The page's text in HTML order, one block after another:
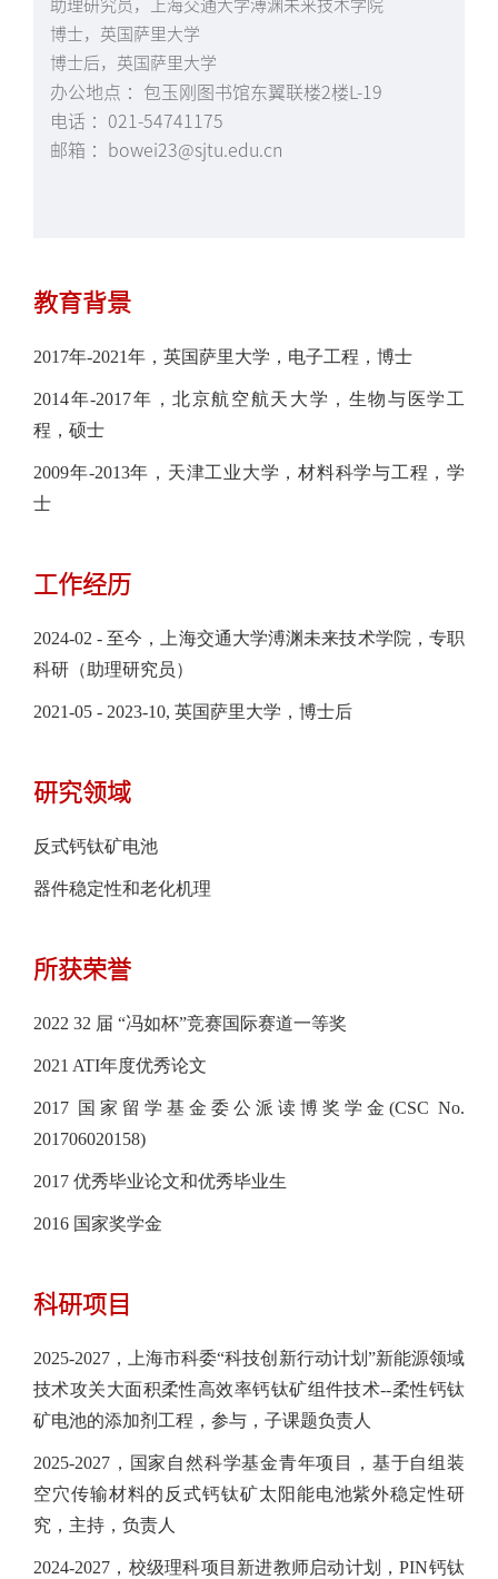
助理研究员，上海交通大学溥渊未来技术学院
博士，英国萨里大学
博士后，英国萨里大学
办公地点 ：包玉刚图书馆东翼联楼2楼L-19
电话 ：021-54741175
邮箱 ：bowei23@sjtu.edu.cn
教育背景
2017年-2021年，英国萨里大学，电子工程，博士
2014年-2017年，北京航空航天大学，生物与医学工
程，硕士
2009年-2013年，天津工业大学，材料科学与工程，学
士
工作经历
2024-02 - 至今，上海交通大学溥渊未来技术学院，专职
科研（助理研究员）
2021-05 - 2023-10, 英国萨里大学，博士后
研究领域
反式钙钛矿电池
器件稳定性和老化机理
所获荣誉
2022 32 届 “冯如杯”竞赛国际赛道一等奖
2021 ATI年度优秀论文
2017 国家留学基金委公派读博奖学金(CSC No.
201706020158)
2017 优秀毕业论文和优秀毕业生
2016 国家奖学金
科研项目
2025-2027，上海市科委“科技创新行动计划”新能源领域
技术攻关大面积柔性高效率钙钛矿组件技术--柔性钙钛
矿电池的添加剂工程，参与，子课题负责人
2025-2027，国家自然科学基金青年项目，基于自组装
空穴传输材料的反式钙钛矿太阳能电池紫外稳定性研
究，主持，负责人
2024-2027，校级理科项目新进教师启动计划，PIN钙钛